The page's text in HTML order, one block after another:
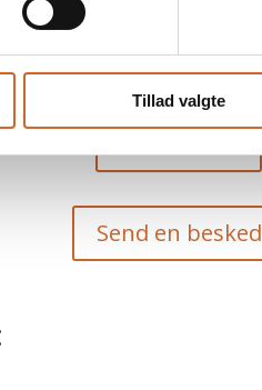
Tillad valgte
Send en besked